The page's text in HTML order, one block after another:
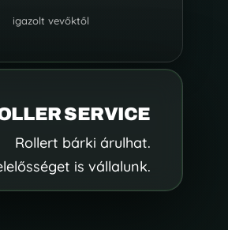
igazolt vevőktől
SERVICE
Rollert bárki árulhat.
is vállalunk.